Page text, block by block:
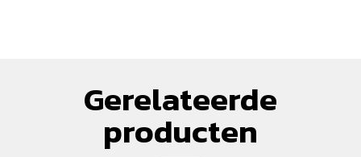
Gerelateerde
producten